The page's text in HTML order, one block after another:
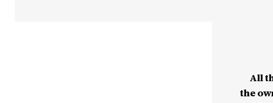
All
the